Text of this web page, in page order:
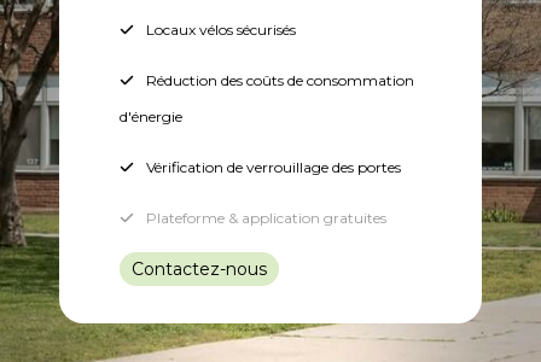
Locaux vélos sécurisés
Réduction des coûts de consommation
d'énergie
Vérification de verrouillage des portes
Plateforme & application gratuites
Contactez-nous